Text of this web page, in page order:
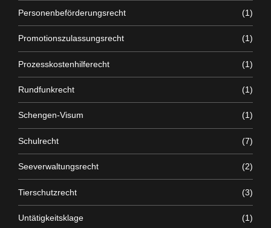
Personenbeförderungsrecht (1)
Promotionszulassungsrecht (1)
Prozesskostenhilferecht (1)
Rundfunkrecht (1)
Schengen-Visum (1)
Schulrecht (7)
Seeverwaltungsrecht (2)
Tierschutzrecht (3)
Untätigkeitsklage (1)